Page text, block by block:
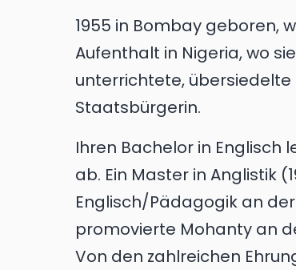
1955 in Bombay geboren,
Aufenthalt in Nigeria, wo
unterrichtete, übersiedelte
Staatsbürgerin.
Ihren Bachelor in Englisch
ab. Ein Master in Anglistik
Englisch/Pädagogik an der
promovierte Mohanty an
Von den zahlreichen